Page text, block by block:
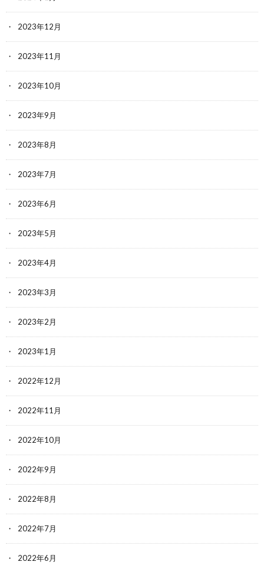
2023年12月
2023年11月
2023年10月
2023年9月
2023年8月
2023年7月
2023年6月
2023年5月
2023年4月
2023年3月
2023年2月
2023年1月
2022年12月
2022年11月
2022年10月
2022年9月
2022年8月
2022年7月
2022年6月